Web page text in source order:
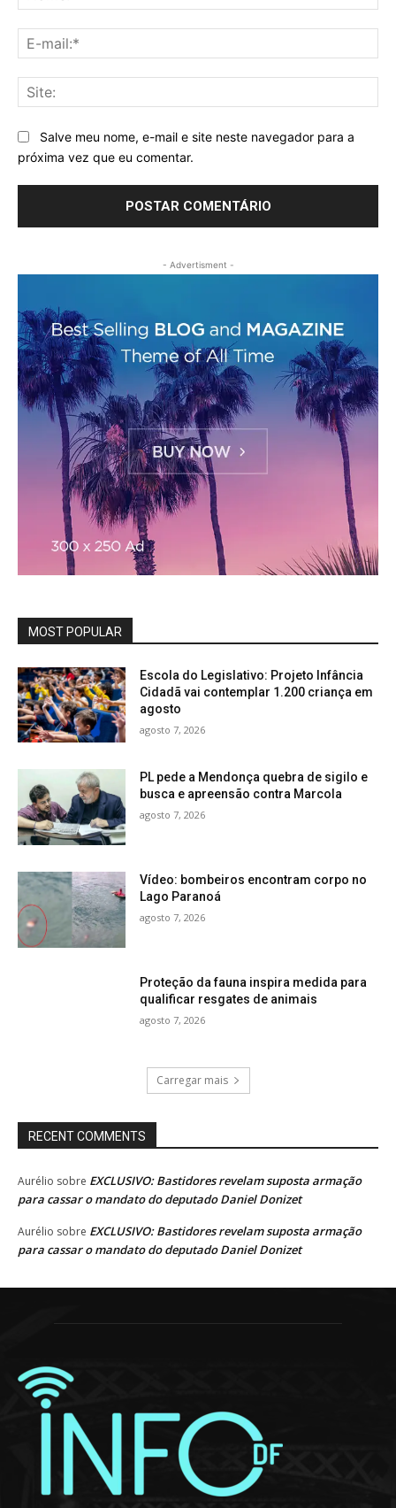
Salve meu nome, e-mail e site neste navegador para a
próxima vez que eu comentar.
- Advertisment -
MOST POPULAR
Escola do Legislativo: Projeto Infância
Cidadã vai contemplar 1.200 criança em
agosto
agosto 7, 2026
PL pede a Mendonça quebra de sigilo e
busca e apreensão contra Marcola
agosto 7, 2026
Vídeo: bombeiros encontram corpo no
Lago Paranoá
agosto 7, 2026
Proteção da fauna inspira medida para
qualificar resgates de animais
agosto 7, 2026
Carregar mais
RECENT COMMENTS
Aurélio sobre EXCLUSIVO: Bastidores revelam suposta armação
para cassar o mandato do deputado Daniel Donizet
Aurélio sobre EXCLUSIVO: Bastidores revelam suposta armação
para cassar o mandato do deputado Daniel Donizet